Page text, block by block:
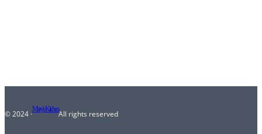
© 2024 ·Mary's KitchenAll rights reserved